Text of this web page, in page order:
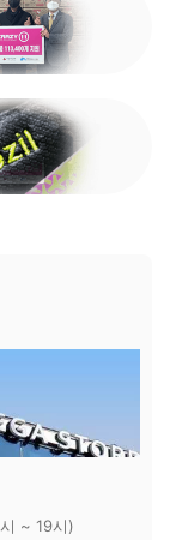
~ 19시)